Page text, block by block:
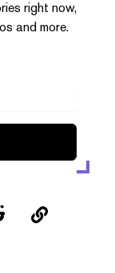
right now,
and more.